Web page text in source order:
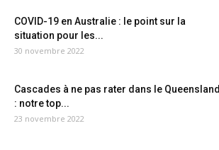
COVID-19 en Australie : le point sur la
situation pour les...
30 novembre 2022
Cascades à ne pas rater dans le Queensland
: notre top...
23 novembre 2022